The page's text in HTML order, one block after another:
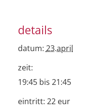
details
datum: 23.april
zeit:
19:45 bis 21:45
eintritt: 22 eur